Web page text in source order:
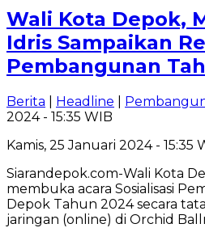
Wali Kota Depok,
Idris Sampaikan
Pembangunan
Berita Headline
2024 - 15:35 WIB
Kamis, 25 Januari 2024 - 15:35
Siarandepok.com-Wali Kota
membuka acara Sosialisasi
Depok Tahun 2024 secara
jaringan (online) di Orchid